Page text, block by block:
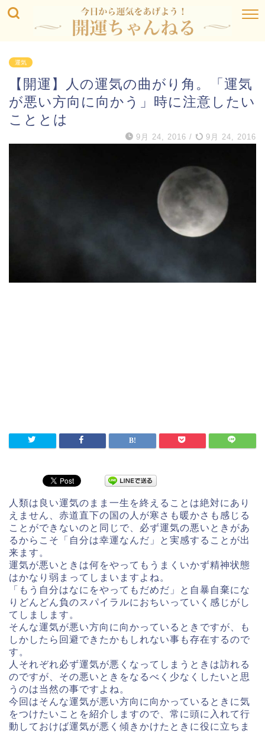
運気
【開運】人の運気の曲がり角。「運気
が悪い方向に向かう」時に注意したい
こととは
9月 24, 2016 / 9月 24, 2016
人類は良い運気のまま一生を終えることは絶対にあり
えません、赤道直下の国の人が寒さも暖かさも感じる
ことができないのと同じで、必ず運気の悪いときがあ
るからこそ「自分は幸運なんだ」と実感することが出
来ます。
運気が悪いときは何をやってもうまくいかず精神状態
はかなり弱まってしまいますよね。
「もう自分はなにをやってもだめだ」と自暴自棄にな
りどんどん負のスパイラルにおちいっていく感じがし
てしまします。
そんな運気が悪い方向に向かっているときですが、も
しかしたら回避できたかもしれない事も存在するので
す。
人それぞれ必ず運気が悪くなってしまうときは訪れる
のですが、その悪いときをなるべく少なくしたいと思
うのは当然の事ですよね。
今回はそんな運気が悪い方向に向かっているときに気
をつけたいことを紹介しますので、常に頭に入れて行
動しておけば運気が悪く傾きかけたときに役に立ちま